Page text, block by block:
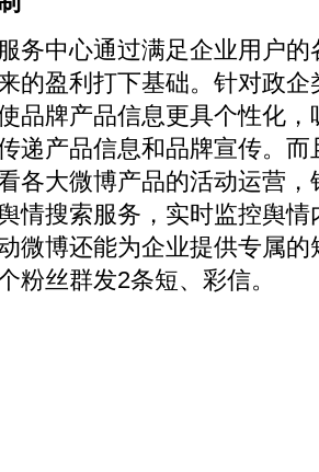
务中心通过满足企业用户
的盈利打下基础。针对政
品牌产品信息更具个性化
递产品信息和品牌宣传。
各大微博产品的活动运营
情搜索服务，实时监控舆
微博还能为企业提供专属
粉丝群发2条短、彩信。